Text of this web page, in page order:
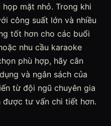
mặt nhỏ. Trong khi
công suất lớn và nhiều
tốt hơn cho các buổi
nhu cầu karaoke
phù hợp, hãy cân
và ngân sách của
từ đội ngũ chuyên gia
được tư vấn chi tiết hơn.